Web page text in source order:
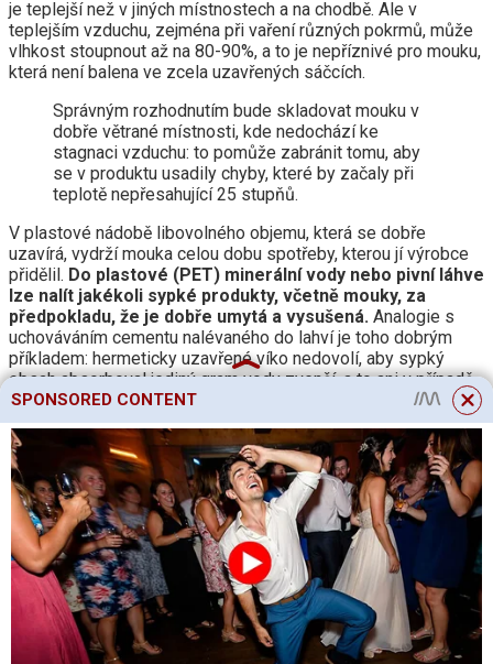
je teplejší než v jiných místnostech a na chodbě. Ale v
teplejším vzduchu, zejména při vaření různých pokrmů, může
vlhkost stoupnout až na 80-90%, a to je nepříznivé pro mouku,
která není balena ve zcela uzavřených sáčcích.
Správným rozhodnutím bude skladovat mouku v
dobře větrané místnosti, kde nedochází ke
stagnaci vzduchu: to pomůže zabránit tomu, aby
se v produktu usadily chyby, které by začaly při
teplotě nepřesahující 25 stupňů.
V plastové nádobě libovolného objemu, která se dobře
uzavírá, vydrží mouka celou dobu spotřeby, kterou jí výrobce
přidělil. Do plastové (PET) minerální vody nebo pivní láhve
lze nalít jakékoli sypké produkty, včetně mouky, za
předpokladu, že je dobře umytá a vysušená. Analogie s
uchováváním cementu nalévaného do lahví je toho dobrým
příkladem: hermeticky uzavřené víko nedovolí, aby sypký
obsah absorboval jediný gram vody zvenčí, a to ani v případě,
že je láhev uložena např. suterén. Jediným rušivým faktorem
mohou být myši nebo krysy, které dokážou prokousat
plastové nádoby.
Papírový sáček je jedním z nejméně kvalitních typů obalů.
Papírové pytle např. na mouku balené po 2 kg se přepravují ve
velkém igelitovém pytli, ve kterém může být celý stoh těchto
pytlů – 100 a více. Takové tašky jsou vyrobeny z druhu papíru,
který je mnohem pevnější než například toaletní papír nebo
novinový papír. Ale jakýkoli papír snadno prochází vodou,
během několika sekund nebo minut se namočí.
Sáčky s moukou, které byly vystaveny dešti a
SPONSORED CONTENT